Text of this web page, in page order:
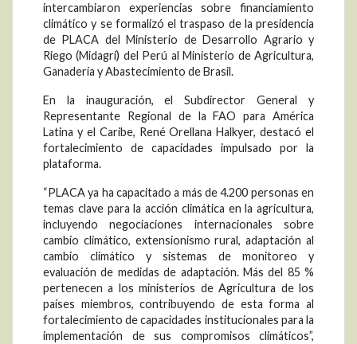
intercambiaron experiencias sobre financiamiento
climático y se formalizó el traspaso de la presidencia
de PLACA del Ministerio de Desarrollo Agrario y
Riego (Midagri) del Perú al Ministerio de Agricultura,
Ganadería y Abastecimiento de Brasil.
En la inauguración, el Subdirector General y
Representante Regional de la FAO para América
Latina y el Caribe, René Orellana Halkyer, destacó el
fortalecimiento de capacidades impulsado por la
plataforma.
“PLACA ya ha capacitado a más de 4.200 personas en
temas clave para la acción climática en la agricultura,
incluyendo negociaciones internacionales sobre
cambio climático, extensionismo rural, adaptación al
cambio climático y sistemas de monitoreo y
evaluación de medidas de adaptación. Más del 85 %
pertenecen a los ministerios de Agricultura de los
países miembros, contribuyendo de esta forma al
fortalecimiento de capacidades institucionales para la
implementación de sus compromisos climáticos”,